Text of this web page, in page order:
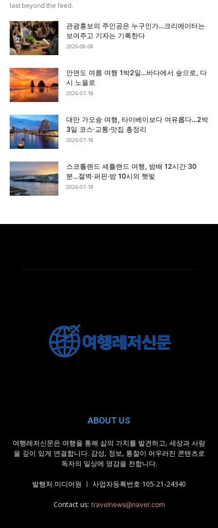
last beyond the feed.
관광홍보의 주인공은 누구인가…크리에이터는
보여주고 기자는 기록한다
2026-08-08
안면도 여름 여행 1박2일…바다에서 숲으로, 다
시 노을로
2026-07-18
대만 가오슝 여행, 타이베이보다 여유롭다…2박
3일 코스·교통·맛집 총정리
2026-07-18
스코틀랜드 셰틀랜드 여행, 밤배 12시간 30
분…절벽·퍼핀·밤 10시의 햇빛
2026-07-18
ABOUT US
여행레저신문은 여행을 통해 삶의 가치를 발견하고, 세상과 사람
을 깊이 있게 연결합니다. 감성, 정보, 통찰이 어우러진 콘텐츠로
독자의 일상에 영감을 전합니다.
발행처 미디어원 ㅣ 사업자등록번호 105-21-24340
Contact us: travelnews@naver.com